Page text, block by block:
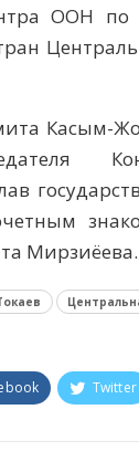
ООН по
Касым-
Мирзиёева.
Twitter